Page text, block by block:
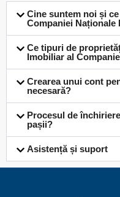
Cine suntem noi și
Companiei Naționale
Ce tipuri de
Imobiliar al
Crearea unui cont
necesară?
Procesul de
pașii?
Asistență și suport